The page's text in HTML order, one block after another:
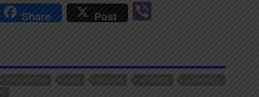
Share Post
ERGODOTISI JOBS NICOSIA ΑΓΓΕΛΊΕΣ
ΔΙΑΝΟΜΕΊΣ